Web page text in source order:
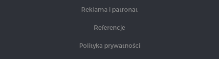
Reklama i patronat
Referencje
Polityka prywatności